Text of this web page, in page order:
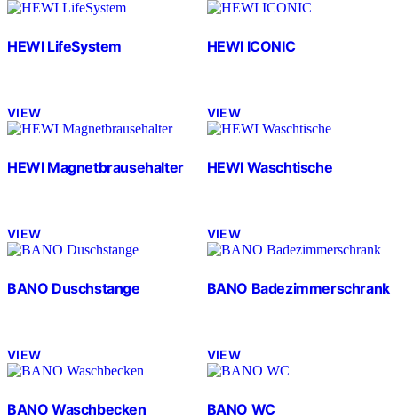
HEWI LifeSystem HEWI ICONIC
VIEW
HEWI Magnetbrausehalter
VIEW
HEWI Waschtische
VIEW
BANO Duschstange
VIEW
BANO Badezimmerschrank
VIEW
BANO Waschbecken
VIEW
BANO WC